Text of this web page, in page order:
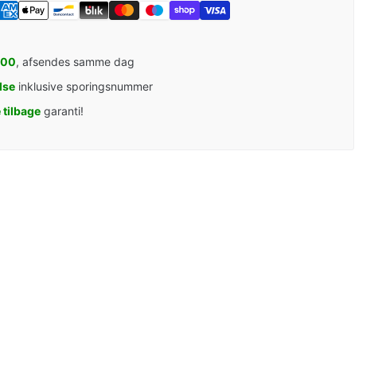
, afsendes samme dag
inklusive sporingsnummer
tilbagegaranti!